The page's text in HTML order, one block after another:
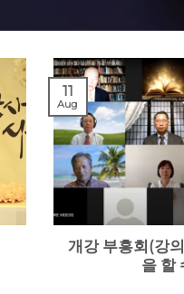
개강 부흥회(강
을 할
11
Aug